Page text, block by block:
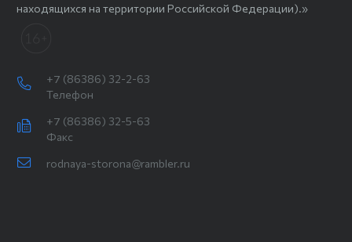
находящихся на территории Российской Федерации).»
+7 (86386) 32-2-63
Телефон
+7 (86386) 32-5-63
Факс
rodnaya-storona@rambler.ru